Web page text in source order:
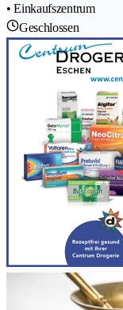
• Einkaufszentrum
Geschlossen